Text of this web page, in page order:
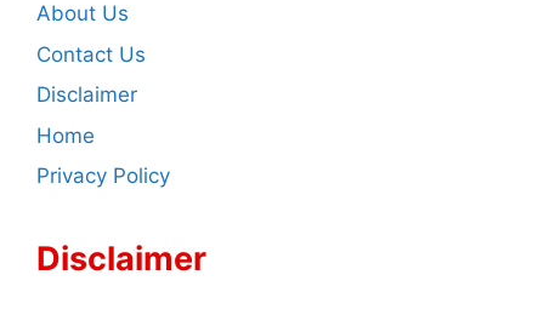
About Us
Contact Us
Disclaimer
Home
Privacy Policy
Disclaimer